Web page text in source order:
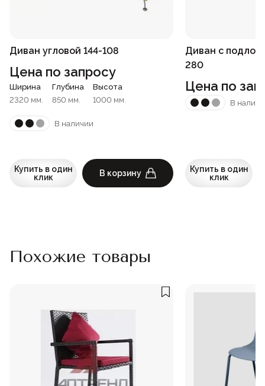
Диван угловой 144-108
Цена по запросу
Ширина
2320 мм.
Глубина
850 мм.
Высота
1000 мм.
В наличии
Купить в один
клик
В корзину
Диван с
280
Цена по
В
Купить в один
клик
Похожие товары